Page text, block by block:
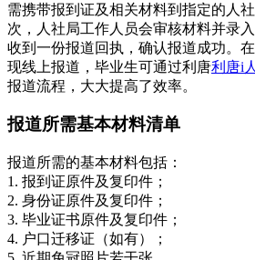
需携带报到证及相关材料到指定的人
次，人社局工作人员会审核材料并录
收到一份报道回执，确认报道成功。
现线上报道，毕业生可通过利唐利唐i
报道流程，大大提高了效率。
报道所需基本材料清单
报道所需的基本材料包括：
1. 报到证原件及复印件；
2. 身份证原件及复印件；
3. 毕业证书原件及复印件；
4. 户口迁移证（如有）；